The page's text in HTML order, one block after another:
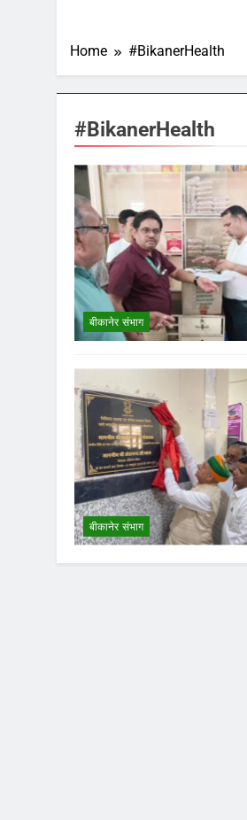
Home #BikanerHealth
#BikanerHealth
बीकानेर संभाग
बीकानेर संभाग